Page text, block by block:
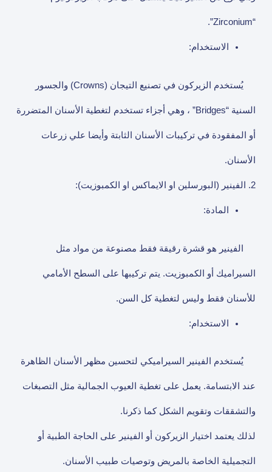
“Zirconium”.
الاستخدام:
يُستخدم الزيركون في تصنيع التيجان (Crowns) والجسور
السنية “Bridges” ، وهي أجزاء تستخدم لتغطية الأسنان المتضررة
أو المفقودة في تركيبات الأسنان الثابتة وأيضا علي زرعات
الأسنان.
2. الفينير (البورسلين او الايماكس او الكمبوزيت):
المادة:
الفينير هو قشرة رقيقة فقط مصنوعة من مواد مثل
السيراميك أو الكمبوزيت. يتم تركيبها على السطح الأمامي
للأسنان فقط وليس لتغطية كل السن.
الاستخدام:
يُستخدم الفينير السيراميكي لتحسين مظهر الأسنان الظاهرة
عند الابتسامة. يعمل على تغطية العيوب الجمالية مثل التصبغات
والتشققات وتقويم الشكل كما ذكرنا.
لذلك يعتمد اختيار الزيركون أو الفينير على الحاجة الطبية أو
التجميلية الخاصة بالمريض وتوصيات طبيب الأسنان.